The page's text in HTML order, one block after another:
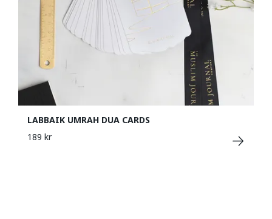
LABBAIK UMRAH DUA CARDS
189 kr